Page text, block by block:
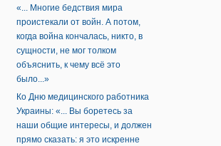
«... Многие бедствия мира
проистекали от войн. А потом,
когда война кончалась, никто, в
сущности, не мог толком
объяснить, к чему всё это
было...»
Ко Дню медицинского работника
Украины: «... Вы боретесь за
наши общие интересы, и должен
прямо сказать: я это искренне